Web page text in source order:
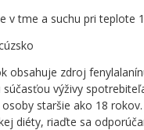
v tme a suchu pri teplote
obsahuje zdroj
výživy
staršie ako 18
diéty, riaďte sa